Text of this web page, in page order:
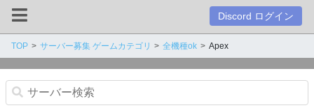
Discord ログイン
TOP サーバー募集 ゲームカテゴリ 全機種ok Apex